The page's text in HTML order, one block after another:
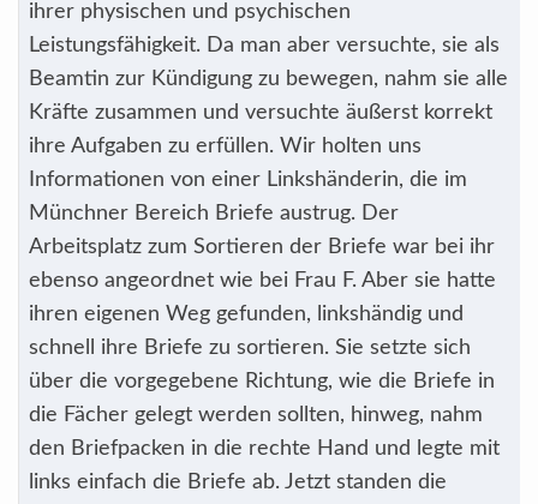
ihrer physischen und psychischen
Leistungsfähigkeit. Da man aber versuchte, sie als
Beamtin zur Kündigung zu bewegen, nahm sie alle
Kräfte zusammen und versuchte äußerst korrekt
ihre Aufgaben zu erfüllen. Wir holten uns
Informationen von einer Linkshänderin, die im
Münchner Bereich Briefe austrug. Der
Arbeitsplatz zum Sortieren der Briefe war bei ihr
ebenso angeordnet wie bei Frau F. Aber sie hatte
ihren eigenen Weg gefunden, linkshändig und
schnell ihre Briefe zu sortieren. Sie setzte sich
über die vorgegebene Richtung, wie die Briefe in
die Fächer gelegt werden sollten, hinweg, nahm
den Briefpacken in die rechte Hand und legte mit
links einfach die Briefe ab. Jetzt standen die